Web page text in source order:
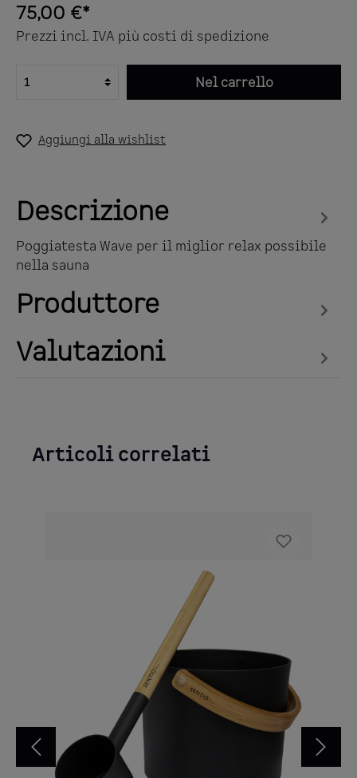
75,00 €*
Prezzi incl. IVA più costi di spedizione
Nel carrello
Aggiungi alla wishlist
Descrizione
Poggiatesta Wave per il miglior relax possibile
nella sauna
Produttore
Valutazioni
Articoli correlati